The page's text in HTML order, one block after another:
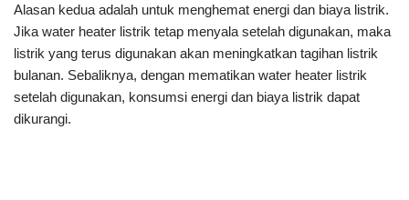
Alasan kedua adalah untuk menghemat energi dan biaya listrik.
Jika water heater listrik tetap menyala setelah digunakan, maka
listrik yang terus digunakan akan meningkatkan tagihan listrik
bulanan. Sebaliknya, dengan mematikan water heater listrik
setelah digunakan, konsumsi energi dan biaya listrik dapat
dikurangi.